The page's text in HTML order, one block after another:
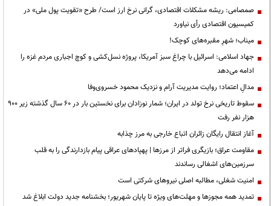
صمصامی: ریشه مشکلات اقتصادی، گرانی نرخ ارز است/ طرح «تقویت پول ملی» در
کمیسیون اقتصادی رأی نیاورد
میناب؛ شهرِ مقبره‌های کوچک!
جهاد اسلامی: اسرائیل با چراغ سبز آمریکا، پروژه نسل‌کشی و کوچ اجباری مردم غزه را
ادامه می‌دهد
مدالِ اعتماد؛ روایت مدیریت آرام و نزدیک محمود خسروی‌وفا
سقوط تاریخی نرخ تولد در ایران؛ شمار نوزادان برای نخستین بار در ۶۰ سال گذشته زیر ۹۰۰
هزار نفر رفت
آغاز انتقال رایگان زائران اتباع خارجی به مرز چذابه
مقاومت عراق؛ بازیگری فراتر از مرزها | پهپادهای عراقی پیام بازدارندگی را به قلب
سرزمین‌های اشغالی رساندند
‌امنیت شغلی، مطالبه اصلی نیروهای شرکتی است
تمدید همه مجوزها و مهلت‌های ویژه تا پایان شهریور؛ بخشنامه جدید دولت ابلاغ شد